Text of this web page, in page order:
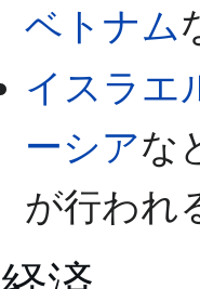
ベトナム
イスラエ
ーシアな
が行われ